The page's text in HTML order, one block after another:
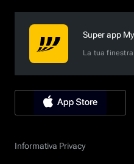
Super app
La tua
Informativa Privacy